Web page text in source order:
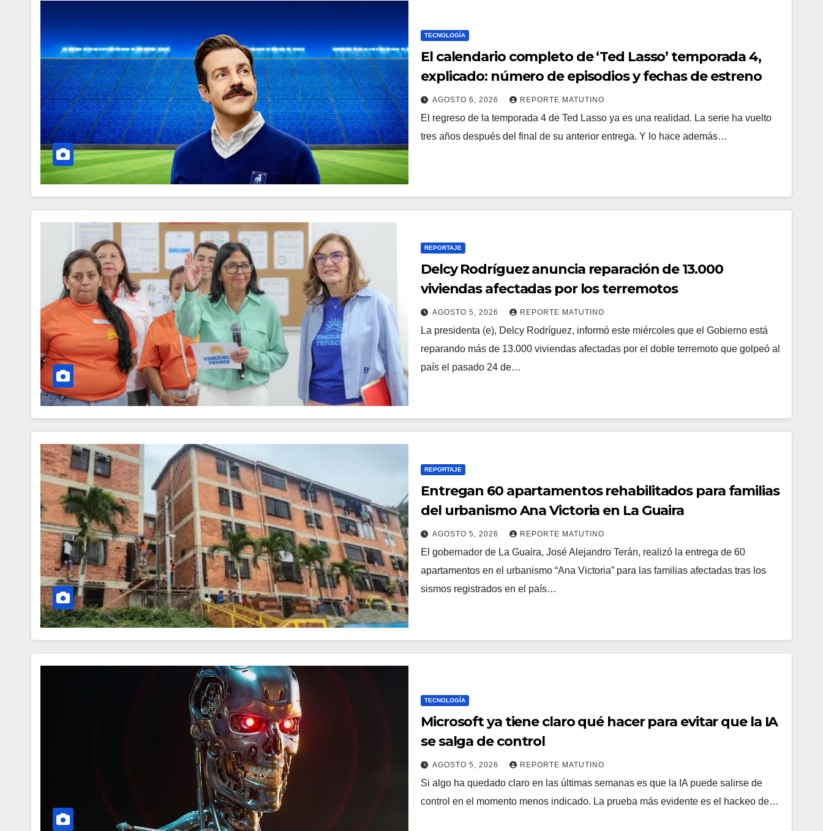
TECNOLOGÍA
El calendario completo de ‘Ted Lasso’ temporada 4,
explicado: número de episodios y fechas de estreno
AGOSTO 6, 2026 REPORTE MATUTINO
El regreso de la temporada 4 de Ted Lasso ya es una realidad. La serie ha vuelto
tres años después del final de su anterior entrega. Y lo hace además…
REPORTAJE
Delcy Rodríguez anuncia reparación de 13.000
viviendas afectadas por los terremotos
AGOSTO 5, 2026 REPORTE MATUTINO
La presidenta (e), Delcy Rodríguez, informó este miércoles que el Gobierno está
reparando más de 13.000 viviendas afectadas por el doble terremoto que golpeó al
país el pasado 24 de…
REPORTAJE
Entregan 60 apartamentos rehabilitados para familias
del urbanismo Ana Victoria en La Guaira
AGOSTO 5, 2026 REPORTE MATUTINO
El gobernador de La Guaira, José Alejandro Terán, realizó la entrega de 60
apartamentos en el urbanismo “Ana Victoria” para las familias afectadas tras los
sismos registrados en el país…
TECNOLOGÍA
Microsoft ya tiene claro qué hacer para evitar que la IA
se salga de control
AGOSTO 5, 2026 REPORTE MATUTINO
Si algo ha quedado claro en las últimas semanas es que la IA puede salirse de
control en el momento menos indicado. La prueba más evidente es el hackeo de…